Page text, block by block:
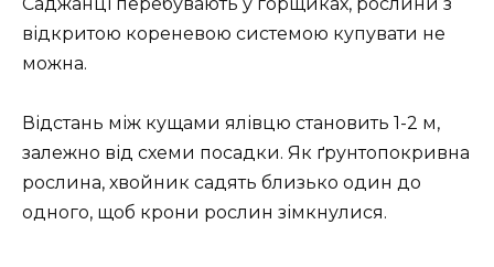
відкритою кореневою системою купувати не
можна.
Відстань між кущами ялівцю становить 1-2 м,
залежно від схеми посадки. Як ґрунтопокривна
рослина, хвойник садять близько один до
одного, щоб крони рослин зімкнулися.